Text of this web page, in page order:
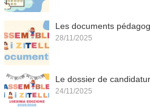
Les documents
28/11/2025
Le dossier de
24/11/2025